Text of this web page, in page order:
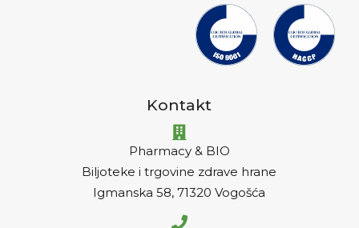
Kontakt
Pharmacy & BIO
Biljoteke i trgovine zdrave hrane
Igmanska 58, 71320 Vogošća